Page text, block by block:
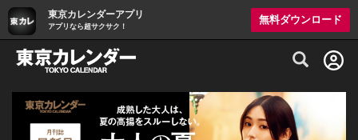
東京カレンダーアプリ
アプリなら超サクサク！
無料ダウンロード
グルメ情報・プレミアムレストラン予約